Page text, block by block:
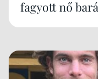
fagyott nő